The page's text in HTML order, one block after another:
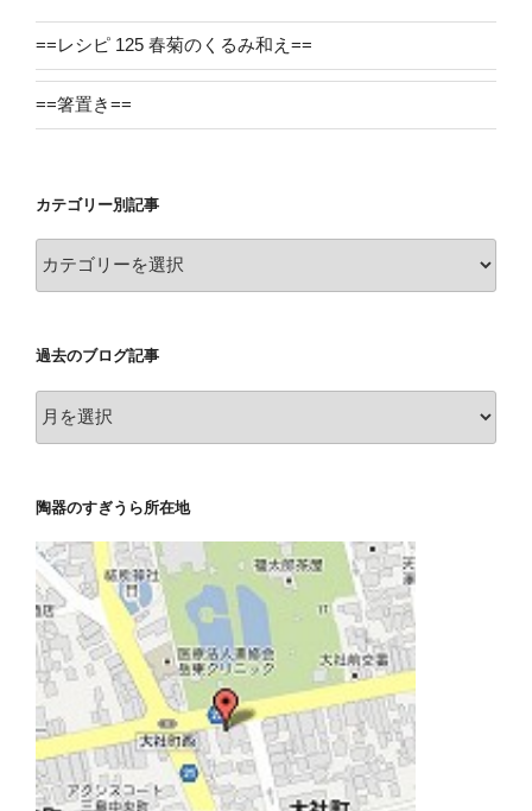
==レシピ 125 春菊のくるみ和え==
==箸置き==
カテゴリー別記事
テ
ー
別
記
事
過去のブログ記事
去
ロ
グ
記
事
陶器のすぎうら所在地